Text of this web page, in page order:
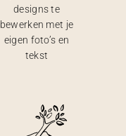
designs te
bewerken met je
eigen foto’s en
tekst